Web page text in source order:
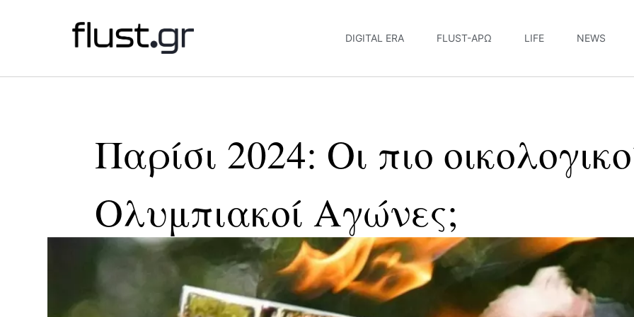
DIGITAL ERA FLUST-ΆΡΩ LIFE NEWS
Παρίσι 2024: Οι πιο
Ολυμπιακοί Αγώνες;